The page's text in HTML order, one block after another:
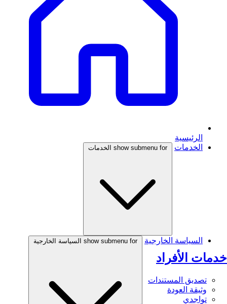
الرئيسية
الخدمات
show submenu for الخدمات
خدمات الأفراد
تصديق المستندات
وثيقة العودة
تواجدي
السياسة الخارجية show submenu for السياسة الخارجية